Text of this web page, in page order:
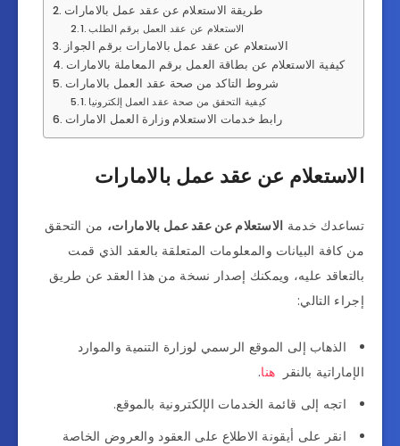
طريقة الاستعلام عن عقد عمل بالامارات
الاستعلام عن عقد العمل برقم الطلب
الاستعلام عن عقد عمل بالامارات برقم الجواز
كيفية الاستعلام عن بطاقة العمل برقم المعاملة بالامارات
شروط التاكد من صحة عقد العمل بالامارات
كيفية التحقق من صحة عقد العمل إلكترونيا
رابط خدمات الاستعلام وزارة العمل الامارات
الاستعلام عن عقد عمل بالامارات
تساعدك خدمة الاستعلام عن عقد عمل بالامارات، من التحقق
من كافة البيانات والمعلومات المتعلقة بالعقد الذي قمت
بالتعاقد عليه، ويمكنك إصدار نسخة من هذا العقد عن طريق
إجراء التالي:
الذهاب إلى الموقع الرسمي لوزارة التنمية والموارد
الإماراتية بالنقر
هنا.
اتجه إلى قائمة الخدمات الإلكترونية بالموقع.
انقر على أيقونة الاطلاع على العقود والعروض الخاصة